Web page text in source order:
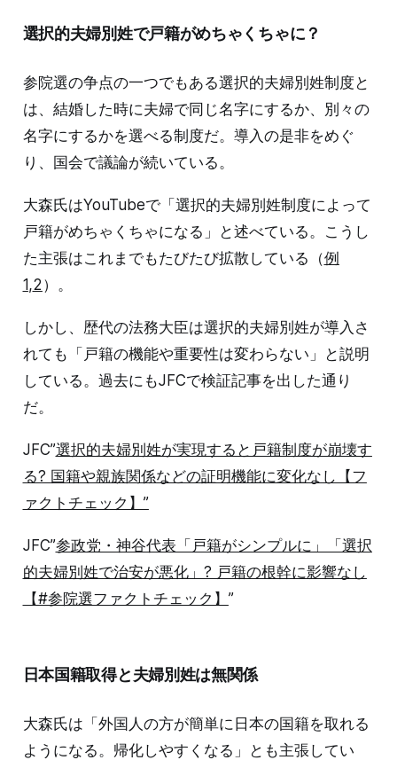
選択的夫婦別姓で戸籍がめちゃくちゃに？
参院選の争点の一つでもある選択的夫婦別姓制度と
は、結婚した時に夫婦で同じ名字にするか、別々の
名字にするかを選べる制度だ。導入の是非をめぐ
り、国会で議論が続いている。
大森氏はYouTubeで「選択的夫婦別姓制度によって
戸籍がめちゃくちゃになる」と述べている。こうし
た主張はこれまでもたびたび拡散している（例
1,2 ）。
しかし、歴代の法務大臣は選択的夫婦別姓が導入さ
れても「戸籍の機能や重要性は変わらない」と説明
している。過去にもJFCで検証記事を出した通り
だ。
JFC”選択的夫婦別姓が実現すると戸籍制度が崩壊す
る? 国籍や親族関係などの証明機能に変化なし【フ
ァクトチェック】”
JFC”参政党・神谷代表「戸籍がシンプルに」「選択
的夫婦別姓で治安が悪化」? 戸籍の根幹に影響なし
【#参院選ファクトチェック】 ”
日本国籍取得と夫婦別姓は無関係
大森氏は「外国人の方が簡単に日本の国籍を取れる
ようになる。帰化しやすくなる」とも主張してい